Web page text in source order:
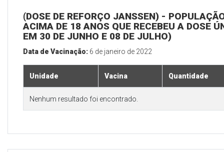
(DOSE DE REFORÇO JANSSEN) -
ACIMA DE 18 ANOS QUE RECEBEU A DOSE
EM 30 DE JUNHO E 08 DE JULHO)
Data de Vacinação: 6 de janeiro de 2022
Unidade Vacina Quantidade
Nenhum resultado foi encontrado.